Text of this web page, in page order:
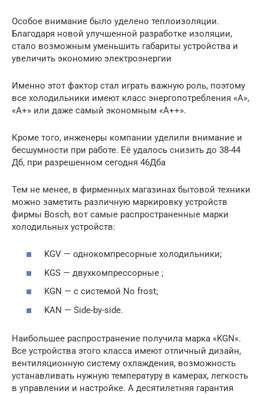
Особое внимание было уделено теплоизоляции.
Благодаря новой улучшенной разработке изоляции,
стало возможным уменьшить габариты устройства и
увеличить экономию электроэнергии
Именно этот фактор стал играть важную роль, поэтому
все холодильники имеют класс энергопотребления «А»,
«А+» или даже самый экономным «А++».
Кроме того, инженеры компании уделили внимание и
бесшумности при работе. Её удалось снизить до 38-44
Дб, при разрешенном сегодня 46Дба
Тем не менее, в фирменных магазинах бытовой техники
можно заметить различную маркировку устройств
фирмы Bosch, вот самые распространенные марки
холодильных устройств:
KGV — однокомпресорные холодильники;
KGS — двухкомпрессорные ;
KGN — с системой No frost;
KAN — Side-by-side.
Наибольшее распространение получила марка «KGN«.
Все устройства этого класса имеют отличный дизайн,
вентиляционную систему охлаждения, возможность
устанавливать нужную температуру в камерах, легкость
в управлении и настройке. А десятилетняя гарантия